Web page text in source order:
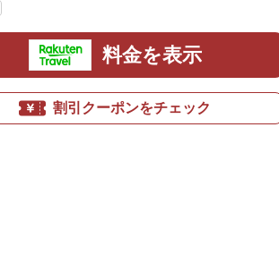
料金を表示
割引クーポンをチェック